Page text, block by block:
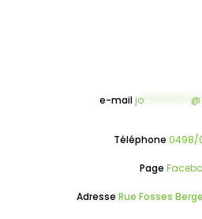
e-mailjo @
Téléphone 0498/
Page
Adresse Rue Fosses